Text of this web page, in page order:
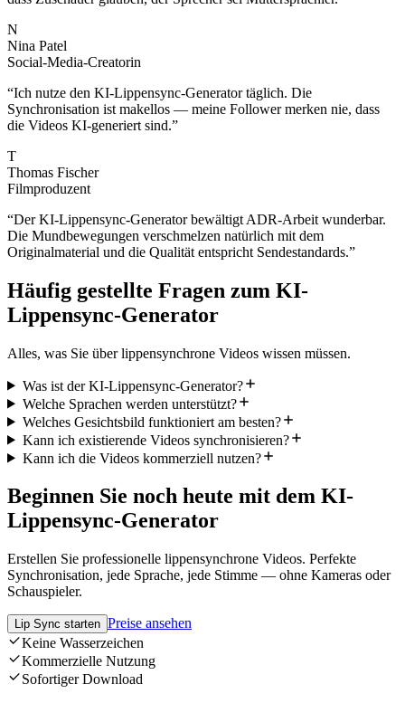
N
Nina Patel
Social-Media-Creatorin
“Ich nutze den KI-Lippensync-Generator täglich. Die
Synchronisation ist makellos — meine Follower merken nie, dass
die Videos KI-generiert sind.”
T
Thomas Fischer
Filmproduzent
“Der KI-Lippensync-Generator bewältigt ADR-Arbeit wunderbar.
Die Mundbewegungen verschmelzen natürlich mit dem
Originalmaterial und die Qualität entspricht Sendestandards.”
Häufig gestellte Fragen zum KI-
Lippensync-Generator
Alles, was Sie über lippensynchrone Videos wissen müssen.
Was ist der KI-Lippensync-Generator?
Welche Sprachen werden unterstützt?
Welches Gesichtsbild funktioniert am besten?
Kann ich existierende Videos synchronisieren?
Kann ich die Videos kommerziell nutzen?
Beginnen Sie noch heute mit dem KI-
Lippensync-Generator
Erstellen Sie professionelle lippensynchrone Videos. Perfekte
Synchronisation, jede Sprache, jede Stimme — ohne Kameras oder
Schauspieler.
Lip Sync starten Preise ansehen
Keine Wasserzeichen
Kommerzielle Nutzung
Sofortiger Download